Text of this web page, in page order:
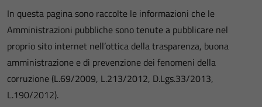
In questa pagina sono raccolte le informazioni che le
Amministrazioni pubbliche sono tenute a pubblicare nel
proprio sito internet nell’ottica della trasparenza, buona
amministrazione e di prevenzione dei fenomeni della
corruzione (L.69/2009, L.213/2012, D.Lgs.33/2013,
L.190/2012).